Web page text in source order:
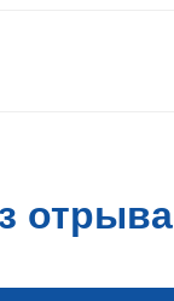
отрыва